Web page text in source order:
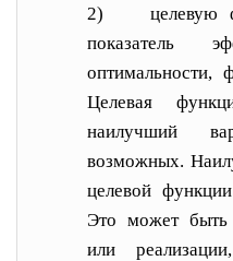
2)
целевую
показатель эф
оптимальности,
Целевая
наилучший
возможных.
целевой
Это может быть
или